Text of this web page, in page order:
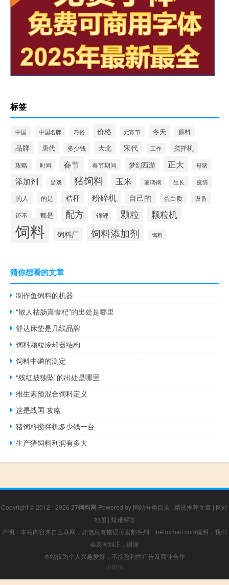
标签
中国 中国名牌 习俗 价格 元宵节 冬天 原料
品牌 唐代 多少钱 大北 宋代 工作 搅拌机
攻略 时间 春节 春节期间 梦幻西游 正大 母猪
添加剂 游戏 猪饲料 玉米 玻璃钢 生长 疫情
的人 的是 秸秆 粉碎机 自己的 蛋白质 设备
还不 都是 配方 锦鲤 颗粒 颗粒机
饲料 饲料厂 饲料添加剂 饵料
猜你想看的文章
制作鱼饲料的机器
“散人枯肠真食杞”的出处是哪里
舒达床垫是几线品牌
饲料颗粒冷却器结构
饲料中磷的测定
“残红披独坠”的出处是哪里
维生素预混合饲料定义
这是战国 攻略
猪饲料搅拌机多少钱一台
生产猪饲料利润有多大
Copyright © 2012 - 2026 27饲料网 Powered by 网站分类目录 | 精选推荐文章 | 网站
地图 | 疑难解答
声明：本站内容来自互联网，如信息有错误可发邮件到f_fb#foxmail.com说明，我们
会及时纠正，谢谢
本站仅为个人兴趣爱好，不接盈利性广告及商业合作
小男孩